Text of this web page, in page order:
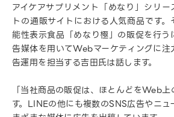
アイケアサプリメント「めなり」シリ
トの通販サイトにおける人気商品です
能性表示食品「めなり極」の販促を行う
告媒体を用いてWebマーケティングに注
告運用を担当する吉田氏は話します。
「当社商品の販促は、ほとんどをWeb
す。LINEの他にも複数のSNS広告やニュ